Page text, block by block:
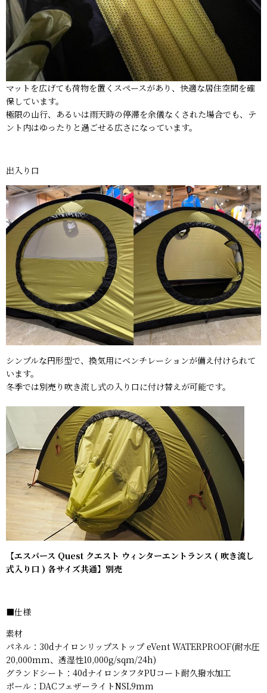
マットを広げても荷物を置くスペースがあり、快適な居住空間を確
保しています。
極限の山行、あるいは雨天時の停滞を余儀なくされた場合でも、テ
ント内はゆったりと過ごせる広さになっています。
出入り口
シンプルな円形型で、換気用にベンチレーションが備え付けられて
います。
冬季では別売り吹き流し式の入り口に付け替えが可能です。
【エスパース Quest クエスト ウィンターエントランス ( 吹き流し
式入り口 ) 各サイズ共通】別売
■仕様
素材
パネル：30dナイロンリップストップ eVent WATERPROOF(耐水圧
20,000mm、透湿性10,000g/sqm/24h)
グランドシート：40dナイロンタフタPUコート耐久撥水加工
ポール：DACフェザーライトNSL9mm